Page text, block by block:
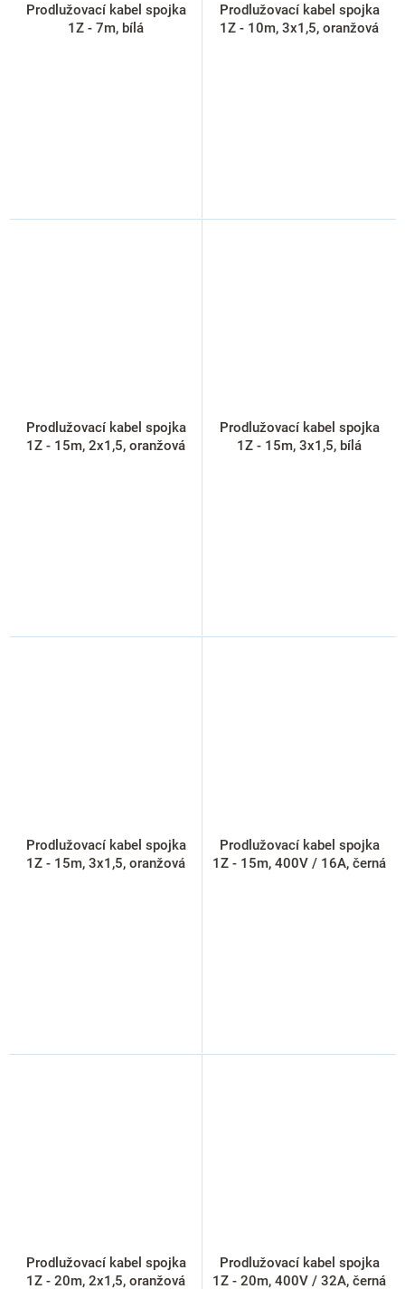
Prodlužovací kabel spojka
1Z - 7m, bílá
Prodlužovací kabel spojka
1Z - 10m, 3x1,5, oranžová
Prodlužovací kabel spojka
1Z - 15m, 2x1,5, oranžová
Prodlužovací kabel spojka
1Z - 15m, 3x1,5, bílá
Prodlužovací kabel spojka
1Z - 15m, 3x1,5, oranžová
Prodlužovací kabel spojka
1Z - 15m, 400V / 16A, černá
Prodlužovací kabel spojka
1Z - 20m, 2x1,5, oranžová
Prodlužovací kabel spojka
1Z - 20m, 400V / 32A, černá